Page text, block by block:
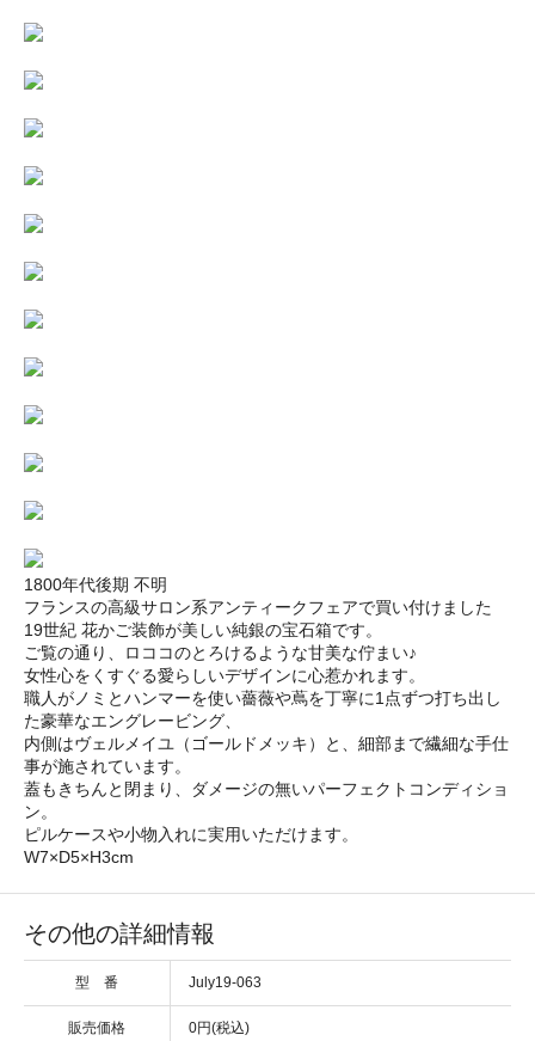
1800年代後期 不明
フランスの高級サロン系アンティークフェアで買い付けました
19世紀 花かご装飾が美しい純銀の宝石箱です。
ご覧の通り、ロココのとろけるような甘美な佇まい♪
女性心をくすぐる愛らしいデザインに心惹かれます。
職人がノミとハンマーを使い薔薇や蔦を丁寧に1点ずつ打ち出し
た豪華なエングレービング、
内側はヴェルメイユ（ゴールドメッキ）と、細部まで繊細な手仕
事が施されています。
蓋もきちんと閉まり、ダメージの無いパーフェクトコンディショ
ン。
ピルケースや小物入れに実用いただけます。
W7×D5×H3cm
その他の詳細情報
型 番 July19-063
販売価格 0円(税込)